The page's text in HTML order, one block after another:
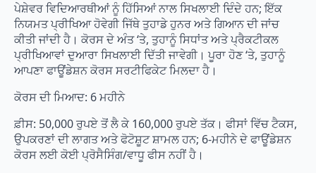
ਪੇਸ਼ੇਵਰ ਵਿਦਿਆਰਥੀਆਂ ਨੂੰ ਹਿੱਸਿਆਂ ਨਾਲ ਸਿਖਲਾਈ ਦਿੰਦੇ ਹਨ; ਇੱਕ
ਨਿਯਮਤ ਪ੍ਰੀਖਿਆ ਹੋਵੇਗੀ ਜਿੱਥੇ ਤੁਹਾਡੇ ਹੁਨਰ ਅਤੇ ਗਿਆਨ ਦੀ ਜਾਂਚ
ਕੀਤੀ ਜਾਂਦੀ ਹੈ। ਕੋਰਸ ਦੇ ਅੰਤ ‘ਤੇ, ਤੁਹਾਨੂੰ ਸਿਧਾਂਤ ਅਤੇ ਪ੍ਰੈਕਟੀਕਲ
ਪ੍ਰੀਖਿਆਵਾਂ ਦੁਆਰਾ ਸਿਖਲਾਈ ਦਿੱਤੀ ਜਾਵੇਗੀ। ਪੂਰਾ ਹੋਣ ‘ਤੇ, ਤੁਹਾਨੂੰ
ਆਪਣਾ ਫਾਊਂਡੇਸ਼ਨ ਕੋਰਸ ਸਰਟੀਫਿਕੇਟ ਮਿਲਦਾ ਹੈ।
ਕੋਰਸ ਦੀ ਮਿਆਦ: 6 ਮਹੀਨੇ
ਫ਼ੀਸ: 50,000 ਰੁਪਏ ਤੋਂ ਲੈ ਕੇ 160,000 ਰੁਪਏ ਤੱਕ। ਫੀਸਾਂ ਵਿੱਚ ਟੈਕਸ,
ਉਪਕਰਣਾਂ ਦੀ ਲਾਗਤ ਅਤੇ ਫੋਟੋਸ਼ੂਟ ਸ਼ਾਮਲ ਹਨ; 6-ਮਹੀਨੇ ਦੇ ਫਾਊਂਡੇਸ਼ਨ
ਕੋਰਸ ਲਈ ਕੋਈ ਪ੍ਰੋਸੈਸਿੰਗ/ਵਾਧੂ ਫੀਸ ਨਹੀਂ ਹੈ।